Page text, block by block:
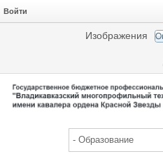
Войти
Изображения